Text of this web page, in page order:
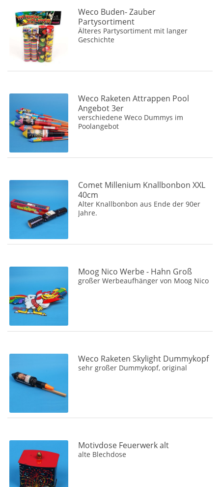
Zündwarenfarbik Kandergrund(2)
Weco Buden- Zauber
Partysortiment
Älteres Partysortiment mit langer
Geschichte
Weco Raketen Attrappen Pool
Angebot 3er
verschiedene Weco Dummys im
Poolangebot
Comet Millenium Knallbonbon XXL
40cm
Alter Knallbonbon aus Ende der 90er
Jahre.
Moog Nico Werbe - Hahn Groß
großer Werbeaufhänger von Moog Nico
Weco Raketen Skylight Dummykopf
sehr großer Dummykopf, original
Motivdose Feuerwerk alt
alte Blechdose